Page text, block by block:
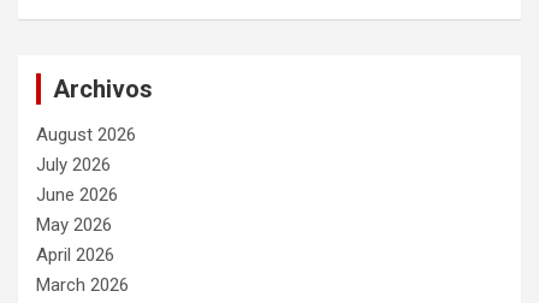
Archivos
August 2026
July 2026
June 2026
May 2026
April 2026
March 2026